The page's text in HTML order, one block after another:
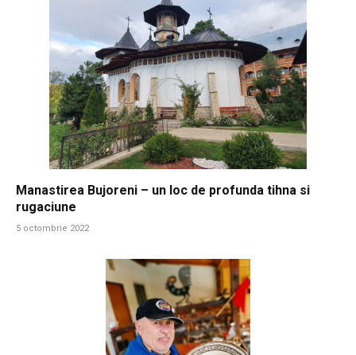
Manastirea Bujoreni – un loc de profunda tihna si
rugaciune
5 octombrie 2022